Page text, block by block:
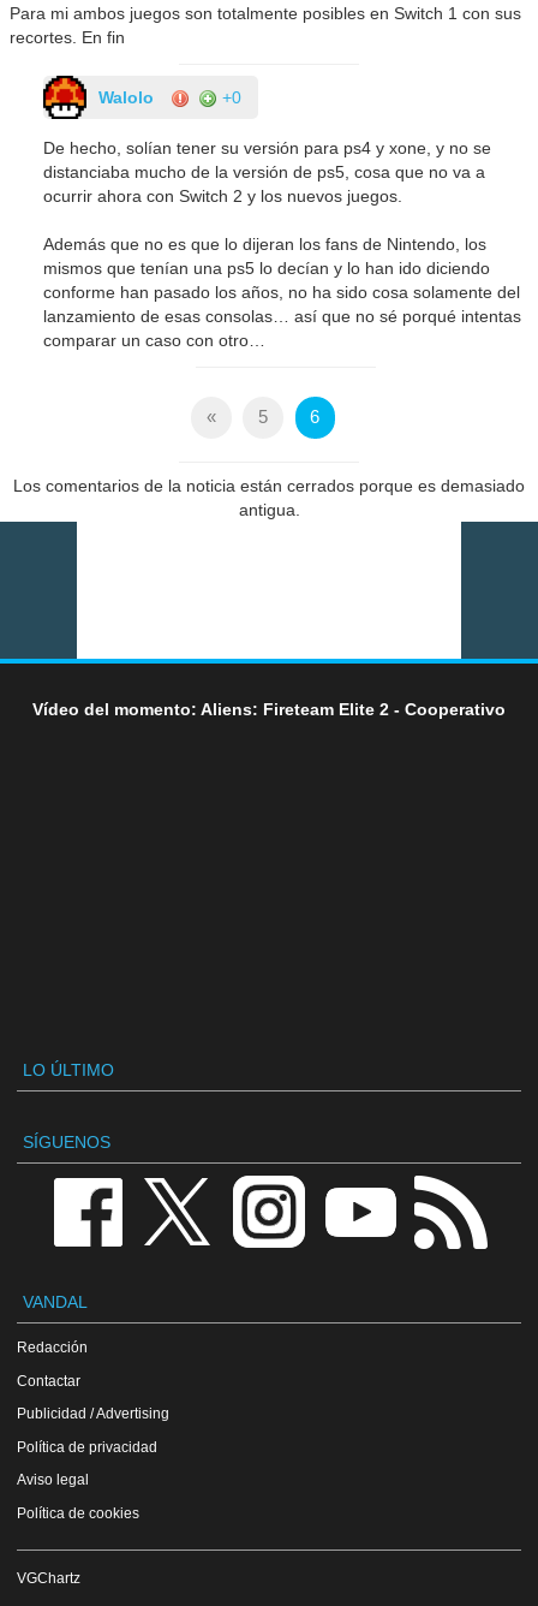
Para mi ambos juegos son totalmente posibles en Switch 1 con sus
recortes. En fin
Walolo +0
De hecho, solían tener su versión para ps4 y xone, y no se
distanciaba mucho de la versión de ps5, cosa que no va a
ocurrir ahora con Switch 2 y los nuevos juegos.
Además que no es que lo dijeran los fans de Nintendo, los
mismos que tenían una ps5 lo decían y lo han ido diciendo
conforme han pasado los años, no ha sido cosa solamente del
lanzamiento de esas consolas… así que no sé porqué intentas
comparar un caso con otro…
« 5 6
Los comentarios de la noticia están cerrados porque es demasiado
antigua.
Vídeo del momento: Aliens: Fireteam Elite 2 - Cooperativo
LO ÚLTIMO
SÍGUENOS
VANDAL
Redacción
Contactar
Publicidad / Advertising
Política de privacidad
Aviso legal
Política de cookies
VGChartz